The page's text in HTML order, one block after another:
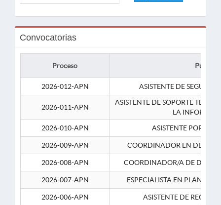
Convocatorias
Proceso Puesto
2026-012-APN ASISTENTE DE
2026-011-APN
ASISTENTE DE SOPORTE
LA
2026-010-APN
ASISTENTE
2026-009-APN COORDINADOR EN
2026-008-APN COORDINADOR/A DE
2026-007-APN ESPECIALISTA EN
2026-006-APN ASISTENTE DE